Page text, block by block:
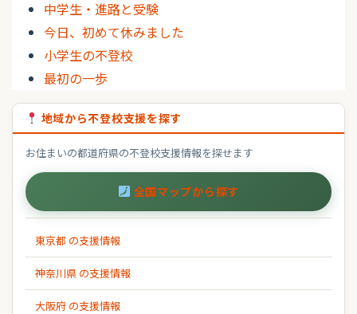
中学生・進路と受験
今日、初めて休みました
小学生の不登校
最初の一歩
地域から不登校支援を探す
お住まいの都道府県の不登校支援情報を探せます
全国マップから探す
東京都 の支援情報
神奈川県 の支援情報
大阪府 の支援情報